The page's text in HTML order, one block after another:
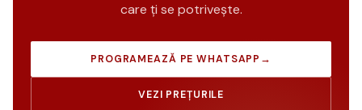
care ți se potrivește.
PROGRAMEAZĂ PE WHATSAPP →
VEZI PREȚURILE